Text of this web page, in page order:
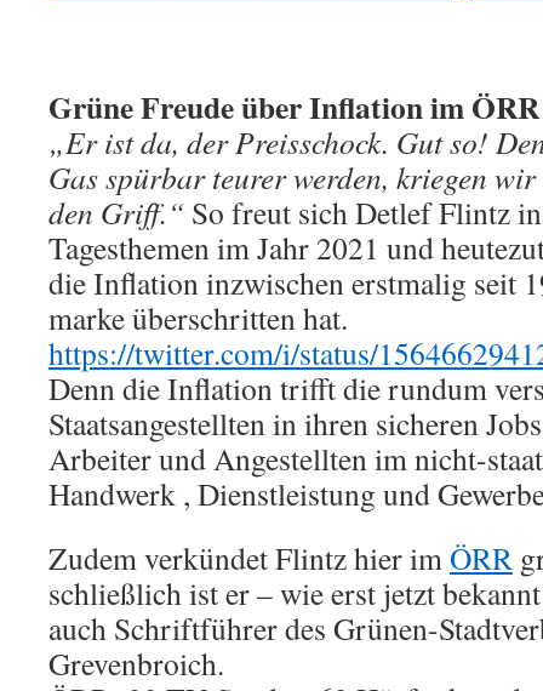
Grüne Freude über Inflation im ÖRR
„Er ist da, der Preisschock. Gut so!
Gas spürbar teurer werden, kriegen
den Griff.“ So freut sich Detlef Flintz
Tagesthemen im Jahr 2021 und
die Inflation inzwischen erstmalig seit
marke überschritten hat.
https://twitter.com/i/status/
Denn die Inflation trifft die rundum
Staatsangestellten in ihren sicheren
Arbeiter und Angestellten im nicht-
Handwerk , Dienstleistung und
Zudem verkündet Flintz hier imÖRR
schließlich ist er – wie erst jetzt
auch Schriftführer des Grünen-
Grevenbroich.